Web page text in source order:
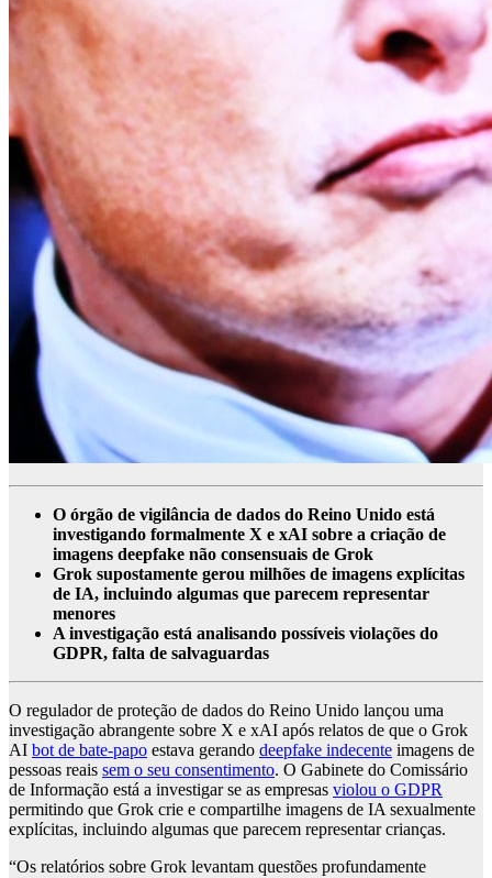
O órgão de vigilância de dados do Reino Unido está
investigando formalmente X e xAI sobre a criação de
imagens deepfake não consensuais de Grok
Grok supostamente gerou milhões de imagens explícitas
de IA, incluindo algumas que parecem representar
menores
A investigação está analisando possíveis violações do
GDPR, falta de salvaguardas
O regulador de proteção de dados do Reino Unido lançou uma
investigação abrangente sobre X e xAI após relatos de que o Grok
AI bot de bate-papo estava gerando deepfake indecente imagens de
pessoas reais sem o seu consentimento. O Gabinete do Comissário
de Informação está a investigar se as empresas violou o GDPR
permitindo que Grok crie e compartilhe imagens de IA sexualmente
explícitas, incluindo algumas que parecem representar crianças.
“Os relatórios sobre Grok levantam questões profundamente